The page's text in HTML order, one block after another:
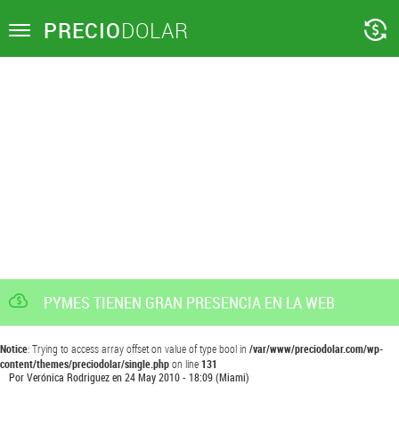
Toggle PRECIODOLAR
PYMES TIENEN GRAN PRESENCIA EN LA WEB
Notice: Trying to access array offset on value of type bool in /var/www/preciodolar.com/wp-
content/themes/preciodolar/single.phpon line131
PorVerónica Rodriguezen24 May 2010 - 18:09(Miami)